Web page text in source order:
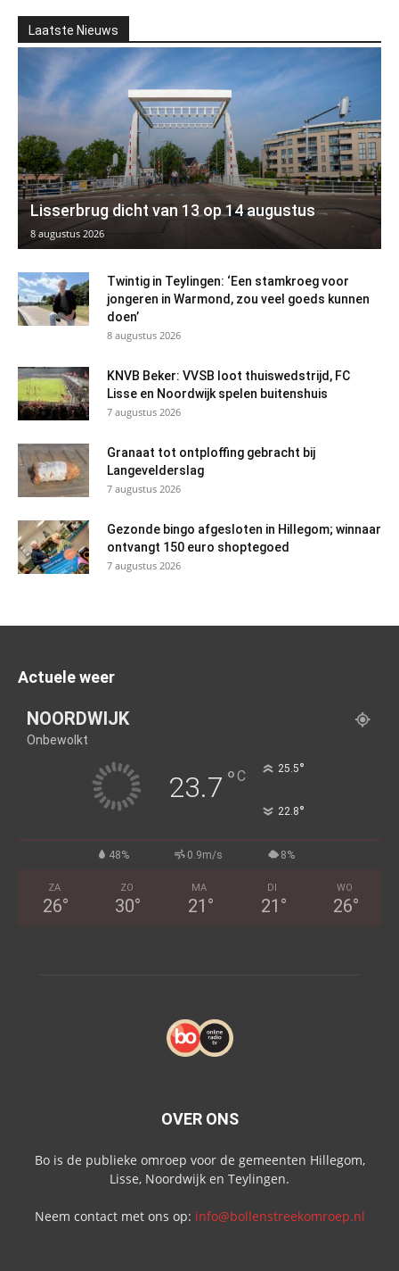
Laatste Nieuws
Lisserbrug dicht van 13 op 14 augustus
8 augustus 2026
Twintig in Teylingen: ‘Een stamkroeg voor
jongeren in Warmond, zou veel goeds kunnen
doen’
8 augustus 2026
KNVB Beker: VVSB loot thuiswedstrijd, FC
Lisse en Noordwijk spelen buitenshuis
7 augustus 2026
Granaat tot ontploffing gebracht bij
Langevelderslag
7 augustus 2026
Gezonde bingo afgesloten in Hillegom; winnaar
ontvangt 150 euro shoptegoed
7 augustus 2026
Actuele weer
NOORDWIJK
Onbewolkt
23.7 °C 25.5°
22.8°
48% 0.9m/s 8%
ZA
26°
ZO
30°
MA
21 °
DI
21 °
WO
26°
OVER ONS
Bo is de publieke omroep voor de gemeenten Hillegom,
Lisse, Noordwijk en Teylingen.
Neem contact met ons op: info@bollenstreekomroep.nl